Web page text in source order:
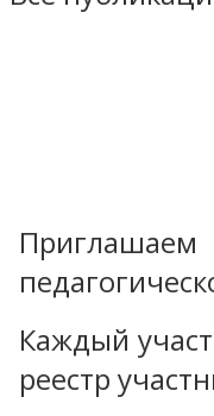
Приглашаем
Каждый
реестр